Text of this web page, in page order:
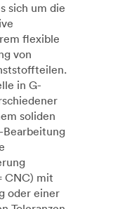
sich um die
flexible
von
in G-
soliden
CNC) mit
oder einer